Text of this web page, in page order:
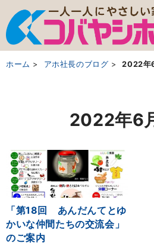
ホーム アホ社長のブログ 2022年
2022年6
「第18回 あんだんてとゆ
かいな仲間たちの交流会」
のご案内